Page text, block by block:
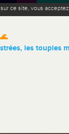
ce site, vous
les toupies